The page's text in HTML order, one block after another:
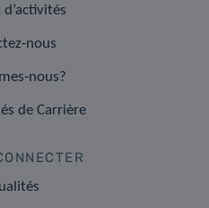
nous
nous?
de Carrière